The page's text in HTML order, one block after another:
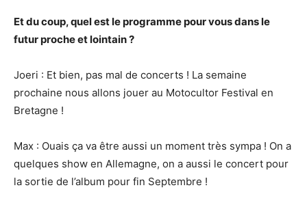
Et du coup, quel est le programme pour vous dans le
futur proche et lointain ?
Joeri : Et bien, pas mal de concerts ! La semaine
prochaine nous allons jouer au Motocultor Festival en
Bretagne !
Max : Ouais ça va être aussi un moment très sympa ! On a
quelques show en Allemagne, on a aussi le concert pour
la sortie de l’album pour fin Septembre !